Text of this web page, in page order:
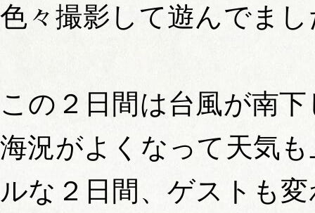
色々撮影して遊んでま
この２日間は台風が南
海況がよくなって天気
ルな２日間、ゲストも